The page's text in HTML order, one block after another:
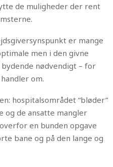
de muligheder der rent
er mange
men i den givne
nødvendigt – for
om.
hospitalsområdet “bløder”
og de ansatte mangler
en bunden opgave
bane og på den lange og